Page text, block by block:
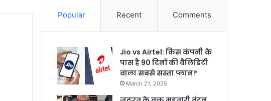
Popular Recent Comments
Jio vs Airtel: किस कंपनी के
पास है 90 दिनों की वैलिडिटी
वाला सबसे सस्ता प्लान?
March 21, 2025